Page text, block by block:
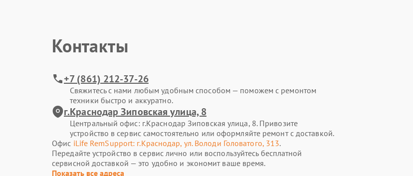
Контакты
+7 (861) 212-37-26
Свяжитесь с нами любым удобным способом — поможем с ремонтом
техники быстро и аккуратно.
г.Краснодар Зиповская улица, 8
Центральный офис: г.Краснодар Зиповская улица, 8. Привозите
устройство в сервис самостоятельно или оформляйте ремонт с доставкой.
Офис iLife RemSupport: г.Краснодар, ул. Володи Головатого, 313.
Передайте устройство в сервис лично или воспользуйтесь бесплатной
сервисной доставкой — это удобно и экономит ваше время.
Показать все адреса